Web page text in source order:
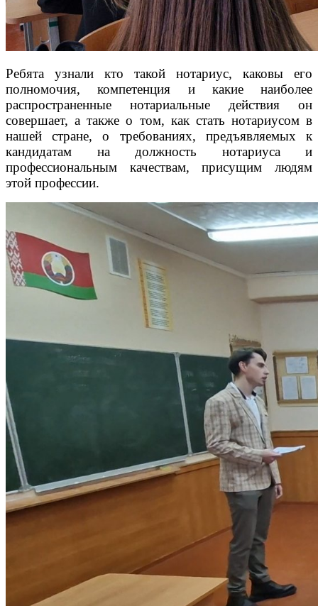
Ребята узнали кто такой нотариус, каковы его
полномочия, компетенция и какие наиболее
распространенные нотариальные действия он
совершает, а также о том, как стать нотариусом в
нашей стране, о требованиях, предъявляемых к
кандидатам на должность нотариуса и
профессиональным качествам, присущим людям
этой профессии.